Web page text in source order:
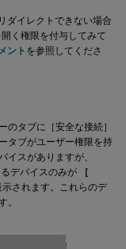
ダイレクトできない場合
く権限を付与してみて
ント を参照してくださ
のタブに［安全な接続］
タブがユーザー権限を持
イスがありますが、
デバイスのみが
［
されます。これらのデ
。